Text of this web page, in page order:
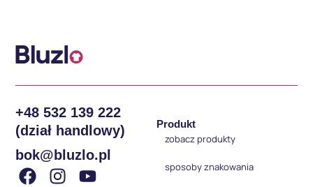
+48 532 139 222
(dział handlowy)
bok@bluzlo.pl
Produkt
zobacz produkty
sposoby znakowania